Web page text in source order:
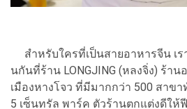
สำหรับใครที่เป็นสายอาหารจีน เ
นกันที่ร้าน LONGJING (หลงจิ่ง) ร้า
เมืองหางโจว ที่มีมากกว่า 500 สาข
5 เซ็นทรัล พาร์ค ตัวร้านตกแต่งดีให้